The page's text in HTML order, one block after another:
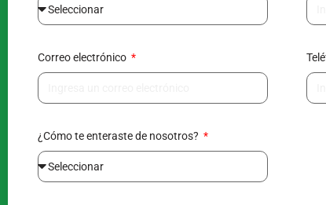
Correo electrónico
¿Cómo te enteraste de nosotros?